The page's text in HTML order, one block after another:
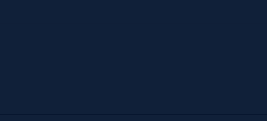
u Berlinu